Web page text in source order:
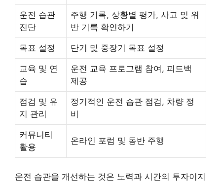
운전 습관
진단
주행 기록, 상황별 평가, 사고 및 위
반 기록 확인하기
목표 설정 단기 및 중장기 목표 설정
교육 및 연
습
운전 교육 프로그램 참여, 피드백
제공
점검 및 유
지 관리
정기적인 운전 습관 점검, 차량 정
비
커뮤니티
활용
온라인 포럼 및 동반 주행
운전 습관을 개선하는 것은 노력과 시간의 투자이지